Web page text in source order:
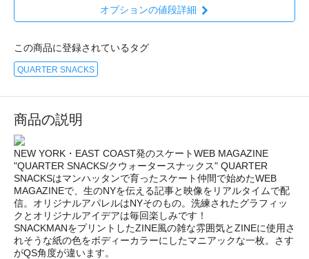
オプションの値段詳細
この商品に登録されているタグ
QUARTER SNACKS
商品の説明
NEW YORK・EAST COAST発のスケートWEB MAGAZINE
"QUARTER SNACKS/クウォータースナックス" QUARTER
SNACKSはマンハッタンで育ったスケート仲間で始めたWEB
MAGAZINEで、生のNYを伝える記事と映像をリアルタイムで配
信。オリジナルアパレルはNYそのもの。洗練されたグラフィッ
クとオリジナルアイデアは毎回楽しみです！
SNACKMANをプリントしたZINE風の雑な雰囲気とZINEに使用さ
れそうな紙の色をボディーカラーにしたマニアックな一枚。さす
がQS角度が違います。